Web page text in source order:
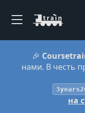
🎉
нами. В честь
на